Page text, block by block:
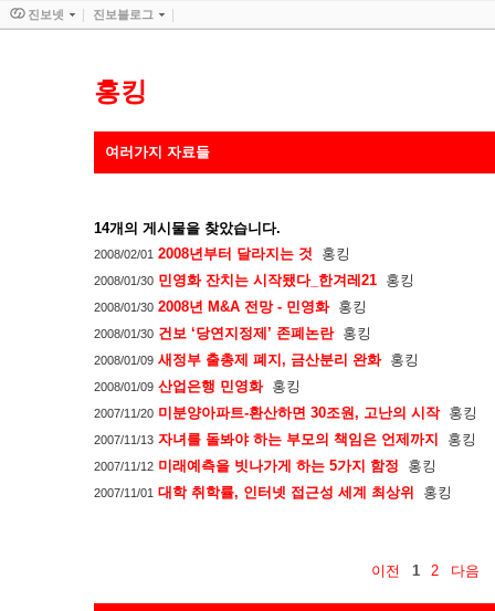
홍킹
여러가지 자료들
14개의 게시물을 찾았습니다.
2008/02/01 2008년부터 달라지는 것 홍킹
2008/01/30 민영화 잔치는 시작됐다_한겨레21 홍킹
2008/01/30 2008년 M&A 전망 - 민영화 홍킹
2008/01/30 건보 ‘당연지정제’ 존폐논란 홍킹
2008/01/09 새정부 출총제 폐지, 금산분리 완화 홍킹
2008/01/09 산업은행 민영화 홍킹
2007/11/20 미분양아파트-환산하면 30조원, 고난의 시작 홍킹
2007/11/13 자녀를 돌봐야 하는 부모의 책임은 언제까지 홍킹
2007/11/12 미래예측을 빗나가게 하는 5가지 함정 홍킹
2007/11/01 대학 취학률, 인터넷 접근성 세계 최상위 홍킹
이전 1 2 다음
진보넷 진보블로그